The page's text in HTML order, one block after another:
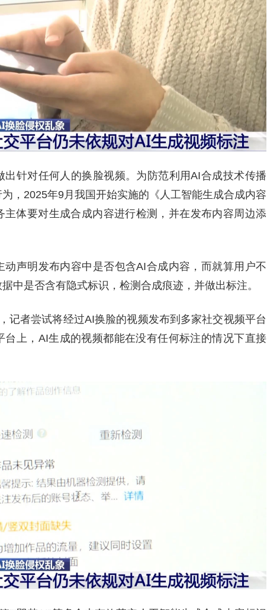
出针对任何人的换脸视频。为防范利用AI合成技术传播
，2025年9月我国开始实施的《人工智能生成合成内容
体要对生成合成内容进行检测，并在发布内容周边添
声明发布内容中是否包含AI合成内容，而就算用户不
中是否含有隐式标识，检测合成痕迹，并做出标注。
记者尝试将经过AI换脸的视频发布到多家社交视频平台
台上，AI生成的视频都能在没有任何标注的情况下直接